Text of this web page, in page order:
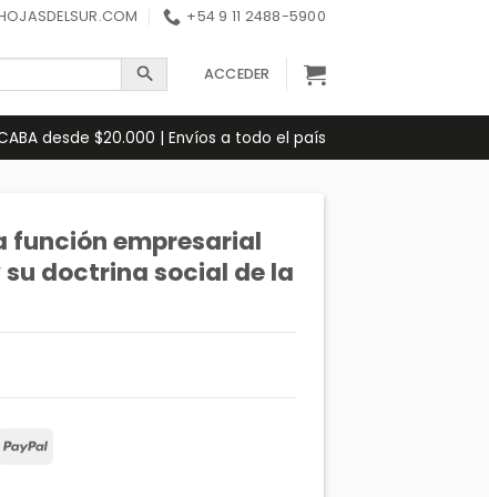
+54 9 11 2488-5900
ACCEDER
desde $20.000 | Envíos a todo el país
función empresarial
su doctrina social de la
PayPal